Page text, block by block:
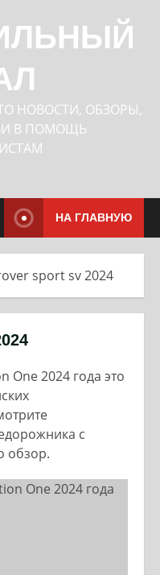
НОВОСТИ, ОБЗОРЫ,
В ПОМОЩЬ
НА ГЛАВНУЮ
sport sv 2024
One 2024 года это
с
обзор.